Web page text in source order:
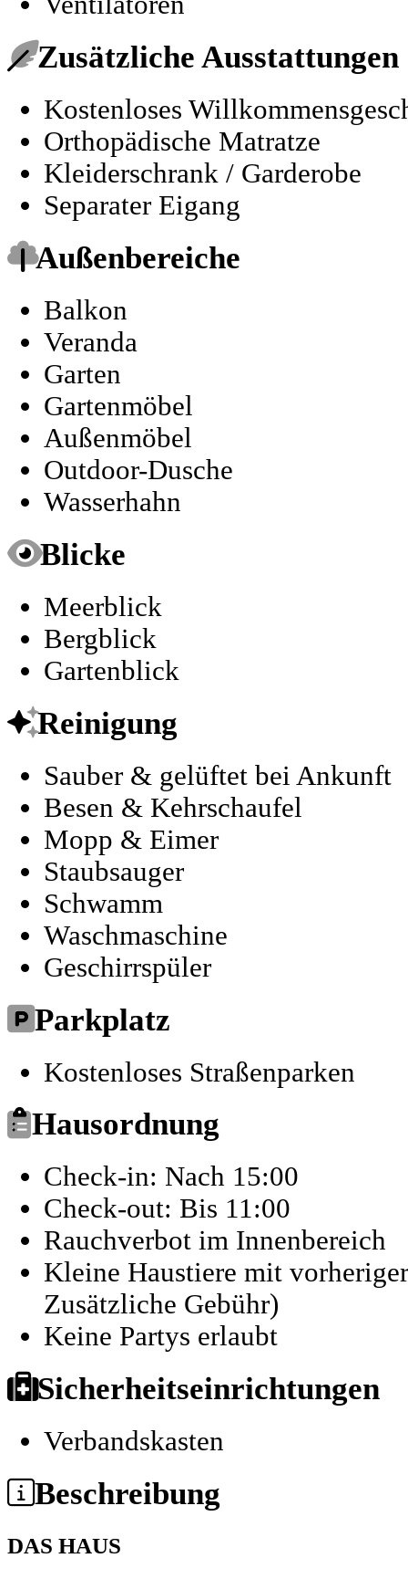
Zusätzliche Ausstattungen
Kostenloses
Orthopädische Matratze
Kleiderschrank / Garderobe
Separater Eigang
Außenbereiche
Balkon
Veranda
Garten
Gartenmöbel
Außenmöbel
Outdoor-Dusche
Wasserhahn
Blicke
Meerblick
Bergblick
Gartenblick
Reinigung
Sauber & gelüftet bei Ankunft
Besen & Kehrschaufel
Mopp & Eimer
Staubsauger
Schwamm
Waschmaschine
Geschirrspüler
Parkplatz
Kostenloses Straßenparken
Hausordnung
Check-in: Nach 15:00
Check-out: Bis 11:00
Rauchverbot im Innenbereich
Kleine Haustiere mit
Zusätzliche Gebühr)
Keine Partys erlaubt
Sicherheitseinrichtungen
Verbandskasten
Beschreibung
DAS HAUS